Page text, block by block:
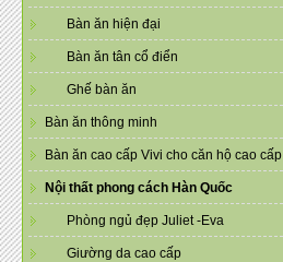
Bàn ăn hiện đại
Bàn ăn tân cổ điển
Ghế bàn ăn
Bàn ăn thông minh
Bàn ăn cao cấp Vivi cho căn hộ cao cấp
Nội thất phong cách Hàn Quốc
Phòng ngủ đẹp Juliet -Eva
Giường da cao cấp